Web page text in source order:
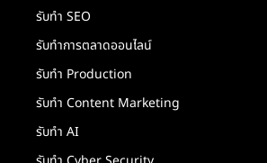
รับทำ SEO
รับทำการตลาดออนไลน์
รับทำ Production
รับทำ Content Marketing
รับทำ AI